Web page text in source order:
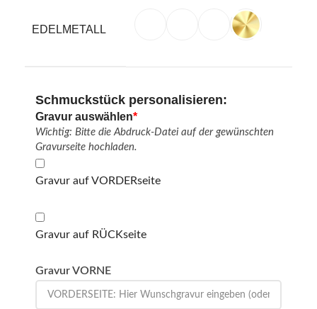
EDELMETALL
Schmuckstück personalisieren:
*
Gravur auswählen
Wichtig: Bitte die Abdruck-Datei auf der gewünschten
Gravurseite hochladen.
Gravur auf VORDERseite
Gravur auf RÜCKseite
Gravur VORNE